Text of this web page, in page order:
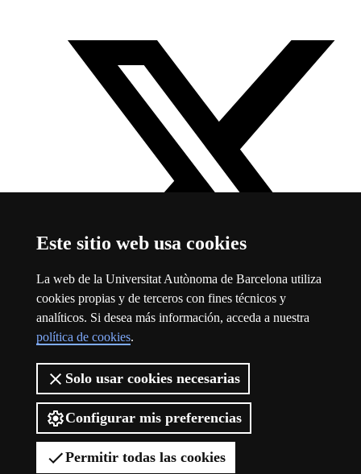
Este sitio web usa cookies
La web de la Universitat Autònoma de Barcelona utiliza
cookies propias y de terceros con fines técnicos y
analíticos. Si desea más información, acceda a nuestra
política de cookies.
Solo usar cookies necesarias
Configurar mis preferencias
Permitir todas las cookies
TwitterEste enlace se abre en una ventana nueva
Sobre la web
Logotipo de la Universidad Autónoma de Barcelona
Sobre el web
Protección de datos
Aviso legal